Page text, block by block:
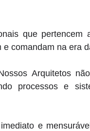
que
comandam na era
Arquitetos
processos e
e